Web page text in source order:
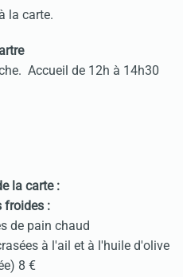
la carte.
Accueil de 12h à 14h30
la carte :
froides :
de pain chaud
à l'ail et à l'huile d'olive
8 €